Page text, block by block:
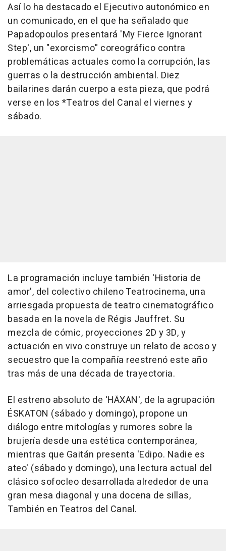
Así lo ha destacado el Ejecutivo autonómico en
un comunicado, en el que ha señalado que
Papadopoulos presentará 'My Fierce Ignorant
Step', un "exorcismo" coreográfico contra
problemáticas actuales como la corrupción, las
guerras o la destrucción ambiental. Diez
bailarines darán cuerpo a esta pieza, que podrá
verse en los *Teatros del Canal el viernes y
sábado.
La programación incluye también 'Historia de
amor', del colectivo chileno Teatrocinema, una
arriesgada propuesta de teatro cinematográfico
basada en la novela de Régis Jauffret. Su
mezcla de cómic, proyecciones 2D y 3D, y
actuación en vivo construye un relato de acoso y
secuestro que la compañía reestrenó este año
tras más de una década de trayectoria.
El estreno absoluto de 'HÄXAN', de la agrupación
ÉSKATON (sábado y domingo), propone un
diálogo entre mitologías y rumores sobre la
brujería desde una estética contemporánea,
mientras que Gaitán presenta 'Edipo. Nadie es
ateo' (sábado y domingo), una lectura actual del
clásico sofocleo desarrollada alrededor de una
gran mesa diagonal y una docena de sillas,
También en Teatros del Canal.